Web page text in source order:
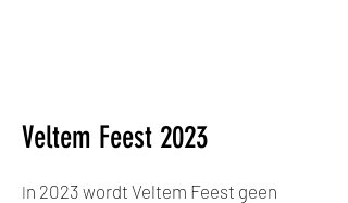
Veltem Feest 2023
In 2023 wordt Veltem Feest geen